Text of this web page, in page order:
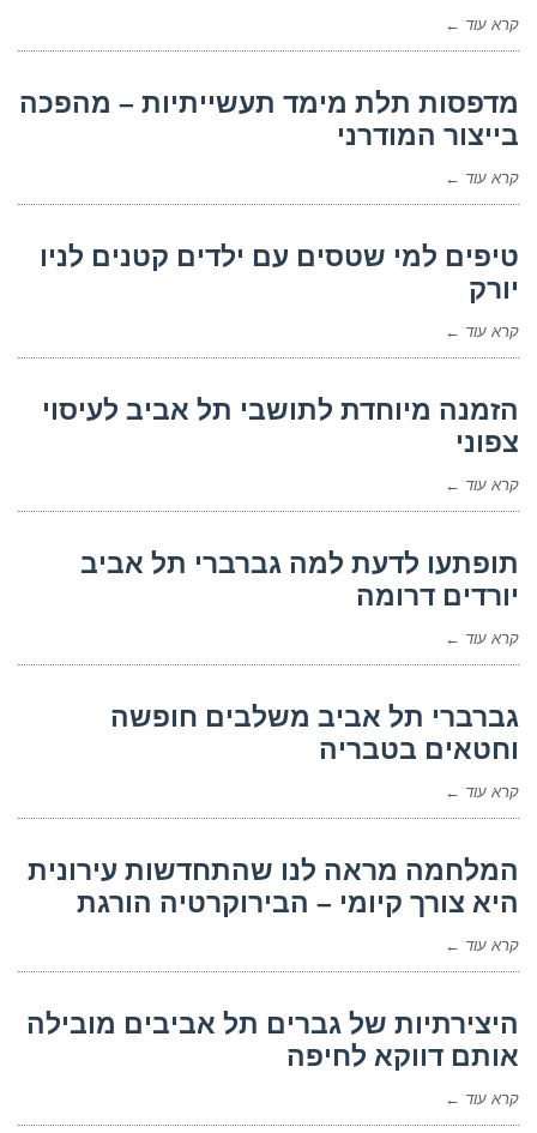
קרא עוד ←
מדפסות תלת מימד תעשייתיות – מהפכה
בייצור המודרני
קרא עוד ←
טיפים למי שטסים עם ילדים קטנים לניו
יורק
קרא עוד ←
הזמנה מיוחדת לתושבי תל אביב לעיסוי
צפוני
קרא עוד ←
תופתעו לדעת למה גברברי תל אביב
יורדים דרומה
קרא עוד ←
גברברי תל אביב משלבים חופשה
וחטאים בטבריה
קרא עוד ←
המלחמה מראה לנו שהתחדשות עירונית
היא צורך קיומי – הבירוקרטיה הורגת
קרא עוד ←
היצירתיות של גברים תל אביבים מובילה
אותם דווקא לחיפה
קרא עוד ←